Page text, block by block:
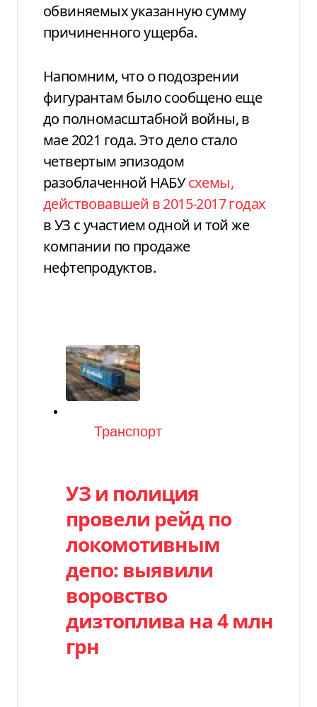
обвиняемых указанную сумму
причиненного ущерба.
Напомним, что о подозрении
фигурантам было сообщено еще
до полномасштабной войны, в
мае 2021 года. Это дело стало
четвертым эпизодом
разоблаченной НАБУсхемы,
действовавшей в 2015-2017 годах
в УЗ с участием одной и той же
компании по продаже
нефтепродуктов.
Категория
Транспорт
УЗ и полиция
провели рейд по
локомотивным
депо: выявили
воровство
дизтоплива на 4 млн
грн